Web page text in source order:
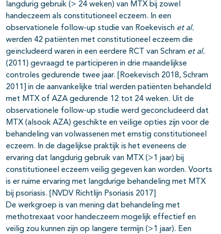
langdurig gebruik (> 24 weken) van MTX bij zowel
handeczeem als constitutioneel eczeem. In een
observationele follow-up studie van Roekevisch et al.
werden 42 patiënten met constitutioneel eczeem die
geïncludeerd waren in een eerdere RCT van Schram et al.
(2011) gevraagd te participeren in drie maandelijkse
controles gedurende twee jaar. [Roekevisch 2018, Schram
2011] in de aanvankelijke trial werden patiënten behandeld
met MTX of AZA gedurende 12 tot 24 weken. Uit de
observationele follow-up studie werd geconcludeerd dat
MTX (alsook AZA) geschikte en veilige opties zijn voor de
behandeling van volwassenen met ernstig constitutioneel
eczeem. In de dagelijkse praktijk is het eveneens de
ervaring dat langdurig gebruik van MTX (>1 jaar) bij
constitutioneel eczeem veilig gegeven kan worden. Voorts
is er ruime ervaring met langdurige behandeling met MTX
bij psoriasis. [NVDV Richtlijn Psoriasis 2017]
De werkgroep is van mening dat behandeling met
methotrexaat voor handeczeem mogelijk effectief en
veilig zou kunnen zijn op langere termijn (>1 jaar). Een